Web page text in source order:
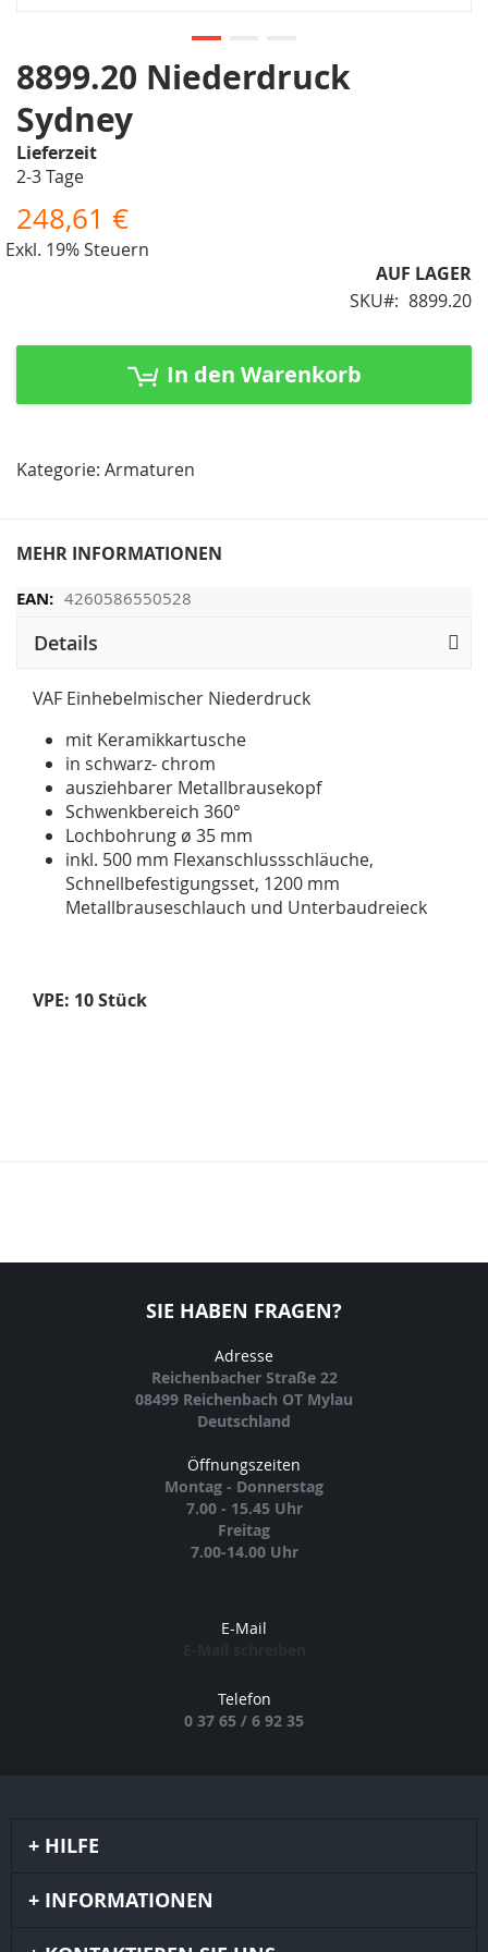
8899.20 Niederdruck
Sydney
Lieferzeit
2-3 Tage
248,61 €
Exkl. 19% Steuern
AUF LAGER
SKU
8899.20
In den Warenkorb
Kategorie: Armaturen
MEHR INFORMATIONEN
4260586550528
Zum
Anfang
der
Bildergalerie
springen
Details
VAF Einhebelmischer Niederdruck
mit Keramikkartusche
in schwarz- chrom
ausziehbarer Metallbrausekopf
Schwenkbereich 360°
Lochbohrung ø 35 mm
inkl. 500 mm Flexanschlussschläuche,
Schnellbefestigungsset, 1200 mm
Metallbrauseschlauch und Unterbaudreieck
VPE: 10 Stück
SIE HABEN FRAGEN?
Adresse
Reichenbacher Straße 22
08499 Reichenbach OT Mylau
Deutschland
Öffnungszeiten
Montag - Donnerstag
7.00 - 15.45 Uhr
Freitag
7.00-14.00 Uhr
E-Mail
Telefon
0 37 65 / 6 92 35
HILFE
INFORMATIONEN